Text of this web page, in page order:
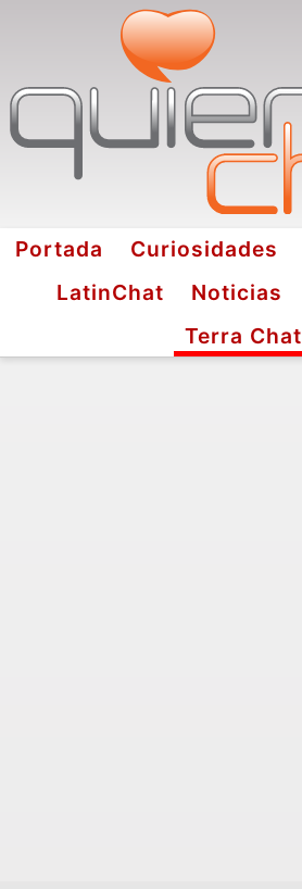
Portada Curiosidades
LatinChat
Noticias
Terra Chat